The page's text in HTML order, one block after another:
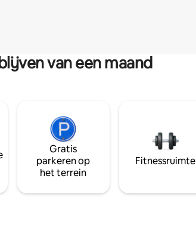
van een maand
Gratis
parkeren op
het terrein
Fitnessruimte